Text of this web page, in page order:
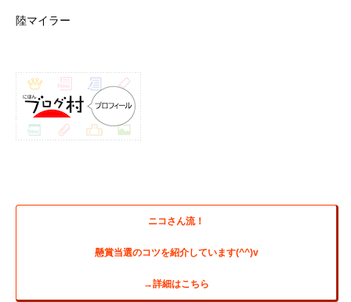
陸マイラー
ニコさん流！
懸賞当選のコツを紹介しています(^^)v
→詳細はこちら